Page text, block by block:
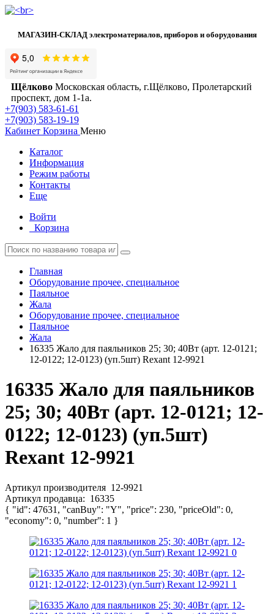
МАГАЗИН-СКЛАД электроматериалов, приборов и оборудования
Щёлково Московская область, г.Щёлково, Пролетарский
проспект, дом 1‑1а.
+7(903) 583-61-61
+7(903) 583-19-19
Кабинет Корзина Меню
Каталог
Информация
Режим работы
Контакты
Еще
Войти
Корзина
Главная
Оборудование прочее, специальное
Паяльное
Жала
Оборудование прочее, специальное
Паяльное
Жала
16335 Жало для паяльников 25; 30; 40Вт (арт. 12-0121;
12-0122; 12-0123) (уп.5шт) Rexant 12-9921
16335 Жало для паяльников
25; 30; 40Вт (арт. 12-0121; 12-
0122; 12-0123) (уп.5шт)
Rexant 12-9921
Артикул производителя 12-9921
Артикул продавца: 16335
{ "id": 47631, "canBuy": "Y", "price": 230, "priceOld": 0,
"economy": 0, "number": 1 }